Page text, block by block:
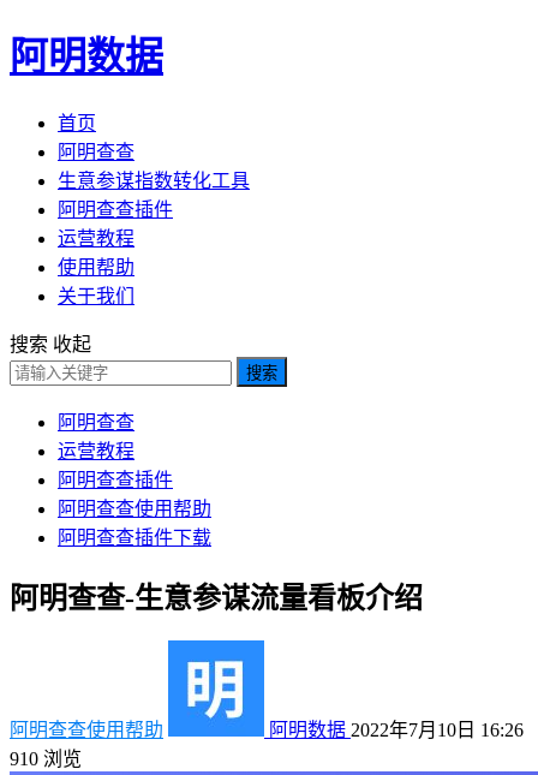
阿明数据
首页
阿明查查
生意参谋指数转化工具
阿明查查插件
运营教程
使用帮助
关于我们
搜索 收起
搜索
阿明查查
运营教程
阿明查查插件
阿明查查使用帮助
阿明查查插件下载
阿明查查-生意参谋流量看板介绍
阿明查查使用帮助 阿明数据 2022年7月10日 16:26
910 浏览